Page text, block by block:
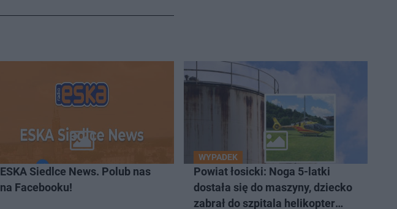
ESKA Siedlce News. Polub nas
na Facebooku!
WYPADEK
Powiat łosicki: Noga 5-latki
dostała się do maszyny, dziecko
zabrał do szpitala helikopter